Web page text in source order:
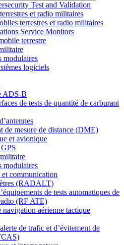
Test and Validation
et radio militaires
terrestres et radio militaires
Service Monitors
terrestre
modulaires
logiciels
ADS-B
de tests de quantité de carburant
de mesure de distance (DME)
et avionique
modulaires
communication
(RADALT)
de tests automatiques de
(RF ATE)
navigation aérienne tactique
de trafic et d’évitement de